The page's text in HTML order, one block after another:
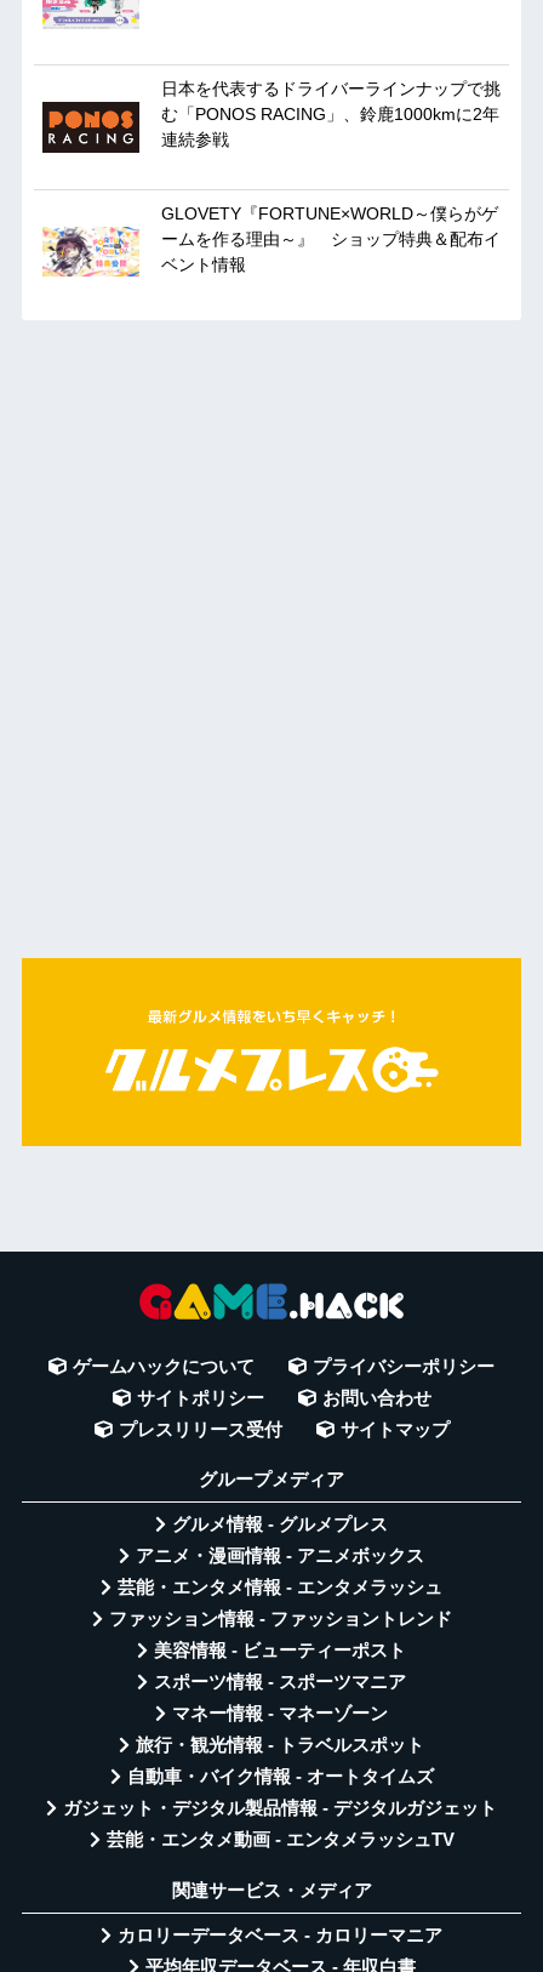
日本を代表するドライバーラインナップで挑
む「PONOS RACING」、鈴鹿1000kmに2年
連続参戦
GLOVETY『FORTUNE×WORLD～僕らがゲ
ームを作る理由～』 ショップ特典＆配布イ
ベント情報
ゲームハックについて
プライバシーポリシー
サイトポリシー
お問い合わせ
プレスリリース受付
サイトマップ
グループメディア
グルメ情報 - グルメプレス
アニメ・漫画情報 - アニメボックス
芸能・エンタメ情報 - エンタメラッシュ
ファッション情報 - ファッショントレンド
美容情報 - ビューティーポスト
スポーツ情報 - スポーツマニア
マネー情報 - マネーゾーン
旅行・観光情報 - トラベルスポット
自動車・バイク情報 - オートタイムズ
ガジェット・デジタル製品情報 - デジタルガジェット
芸能・エンタメ動画 - エンタメラッシュTV
関連サービス・メディア
カロリーデータベース - カロリーマニア
平均年収データベース - 年収白書